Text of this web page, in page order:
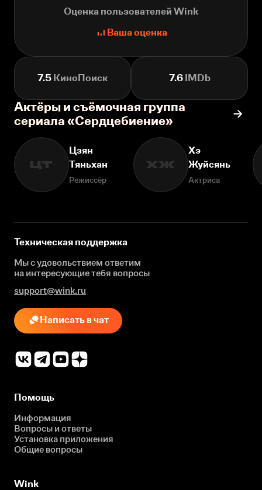
Оценка пользователей Wink
Ваша оценка
7.5 КиноПоиск 7.6IMDb
Актёры и съёмочная группа
сериала «Сердцебиение»
ЦТ
Цзян
Тяньхан
Режиссёр
ХЖ
Хэ
Жуйсянь
Актриса
Техническая поддержка
Мы с удовольствием ответим
на интересующиетебя вопросы
support@wink.ru
Написать в чат
Помощь
Информация
Вопросы и ответы
Установка приложения
Общие вопросы
Wink